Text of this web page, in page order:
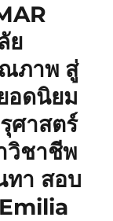
ย
ภาพ สู่
อดนิยม
ศาสตร์
วิชาชีพ
ทา สอบ